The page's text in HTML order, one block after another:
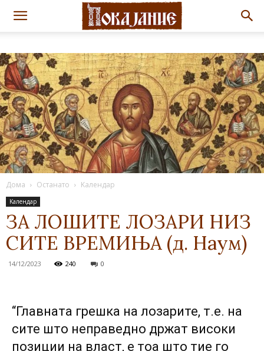
Дома Останато Kалендар
Kалендар
ЗА ЛОШИТЕ ЛОЗАРИ НИЗ
СИТЕ ВРЕМИЊА (д. Наум)
14/12/2023 240 0
“Главната грешка на лозарите, т.е. на
сите што неправедно држат високи
позиции на власт, е тоа што тие го